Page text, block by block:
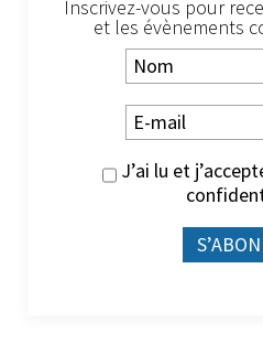
Inscrivez-vous pour
et les évènements
J’ai lu et